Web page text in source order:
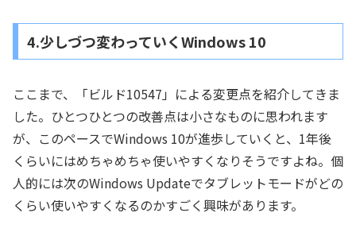
4.少しづつ変わっていくWindows 10
ここまで、「ビルド10547」による変更点を紹介してきま
した。ひとつひとつの改善点は小さなものに思われます
が、このペースでWindows 10が進歩していくと、1年後
くらいにはめちゃめちゃ使いやすくなりそうですよね。個
人的には次のWindows Updateでタブレットモードがどの
くらい使いやすくなるのかすごく興味があります。